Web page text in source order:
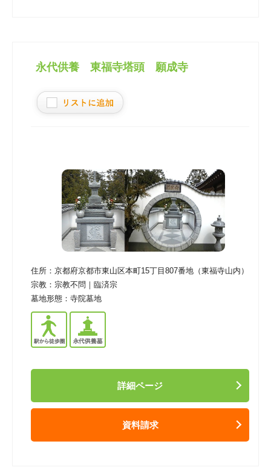
永代供養 東福寺塔頭 願成寺
住所： 京都府京都市東山区本町15丁目807番地（東福寺山内）
宗教： 宗教不問｜臨済宗
墓地形態： 寺院墓地
詳細ページ
資料請求